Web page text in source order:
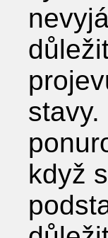
když